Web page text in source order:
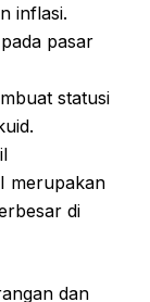
inflasi.
pasar
statusi
merupakan
di
dan